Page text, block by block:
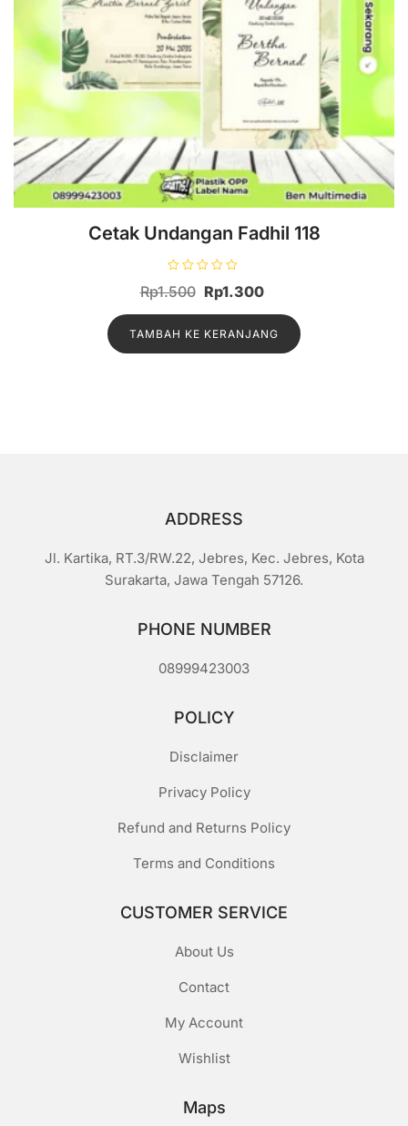
Cetak Undangan Fadhil 118
i
i
a
0
Rp1.500 Harga
aslinya
adalah:
Rp1.500.
Rp1.300
saat
ini
adalah:
TAMBAH KE KERANJANG
ADDRESS
Jl. Kartika, RT.3/RW.22, Jebres, Kec. Jebres, Kota
Surakarta, Jawa Tengah 57126.
PHONE NUMBER
08999423003
POLICY
Disclaimer
Privacy Policy
Refund and Returns Policy
Terms and Conditions
CUSTOMER SERVICE
About Us
Contact
My Account
Wishlist
Maps